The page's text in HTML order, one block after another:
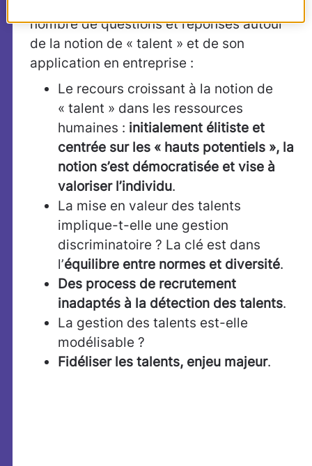
nombre de questions et réponses autour
de la notion de « talent » et de son
application en entreprise :
Le recours croissant à la notion de
« talent » dans les ressources
humaines : initialement élitiste et
centrée sur les « hauts potentiels », la
notion s’est démocratisée et vise à
valoriser l’individu.
La mise en valeur des talents
implique-t-elle une gestion
discriminatoire ? La clé est dans
l’équilibre entre normes et diversité.
Des process de recrutement
inadaptés à la détection des talents.
La gestion des talents est-elle
modélisable ?
Fidéliser les talents, enjeu majeur.